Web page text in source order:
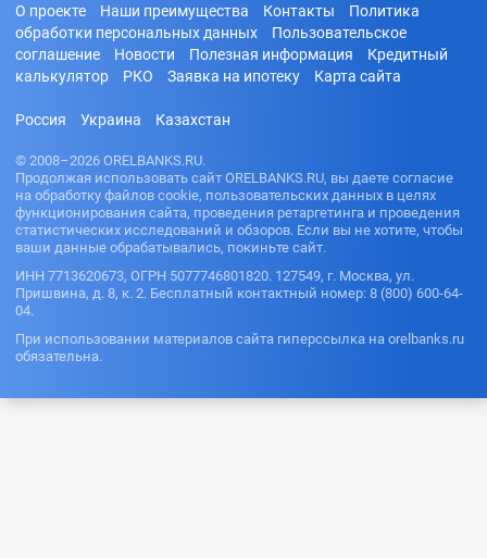
О проекте Наши преимущества Контакты
Политика
обработки персональных данных
Пользовательское
соглашение
Новости Полезная информация
Кредитный
калькулятор
РКО Заявка на ипотеку Карта сайта
Россия Украина Казахстан
© 2008–2026 ORELBANKS.RU.
Продолжая использовать сайт ORELBANKS.RU, вы даете согласие
на обработку файлов cookie, пользовательских данных в целях
функционирования сайта, проведения ретаргетинга и проведения
статистических исследований и обзоров. Если вы не хотите, чтобы
ваши данные обрабатывались, покиньте сайт.
ИНН 7713620673, ОГРН 5077746801820. 127549, г. Москва, ул.
Пришвина, д. 8, к. 2. Бесплатный контактный номер: 8 (800) 600-64-
04.
При использовании материалов сайта гиперссылка на orelbanks.ru
обязательна.